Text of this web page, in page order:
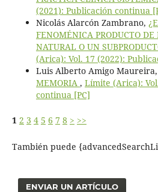
(2021): Publicación continua
Nicolás Alarcón Zambrano,
FENOMÉNICA PRODUCTO
NATURAL O UN
(Arica): Vol. 17 (2022):
Luis Alberto Amigo Maureira,
MEMORIA , Límite (Arica):
continua [PC]
1 2 3 4 5 6 7 8 > >>
También puede
ENVIAR UN ARTÍCULO